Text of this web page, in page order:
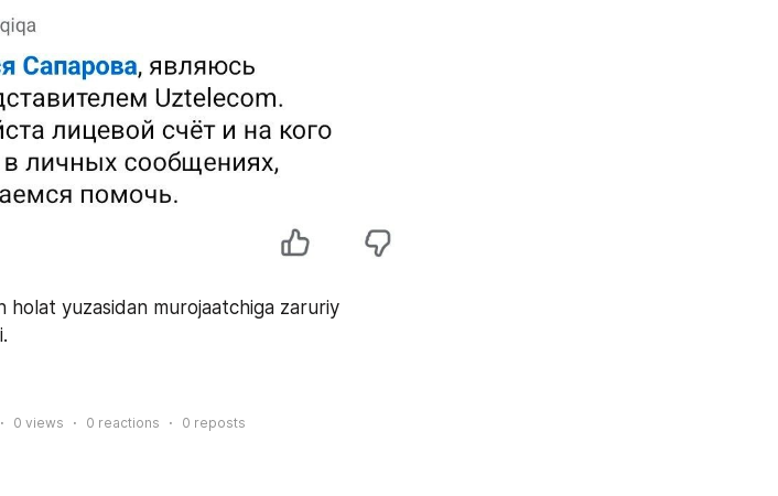
holat yuzasidan murojaatchiga zaruriy
0 views 0 reactions 0 reposts